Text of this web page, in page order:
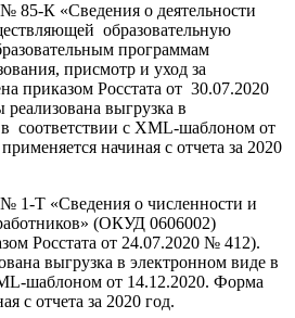
85-К «Сведения о деятельности
образовательную
программам
присмотр и уход за
приказом Росстата от 30.07.2020
выгрузка в
соответствии с XML-шаблоном от
начиная с отчета за 2020
1-Т «Сведения о численности и
(ОКУД 0606002)
Росстата от 24.07.2020 № 412).
выгрузка в электронном виде в
шаблоном от 14.12.2020. Форма
с отчета за 2020 год.